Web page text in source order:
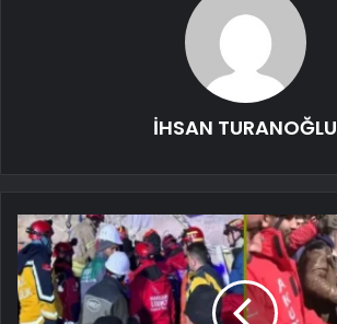
İHSAN TURANOĞLU